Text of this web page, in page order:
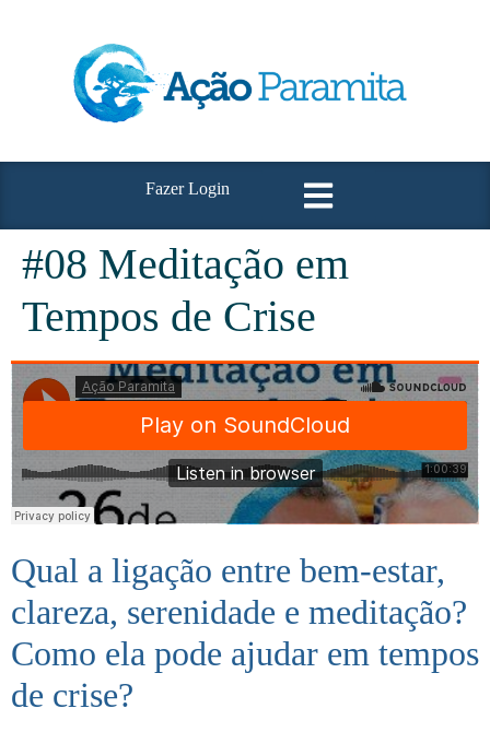
Fazer Login
#08 Meditação em
Tempos de Crise
Qual a ligação entre bem-estar,
clareza, serenidade e meditação?
Como ela pode ajudar em tempos
de crise?